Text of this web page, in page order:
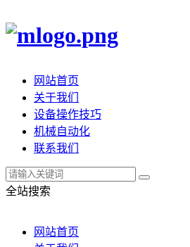
网站首页
关于我们
设备操作技巧
机械自动化
联系我们
全站搜索
网站首页